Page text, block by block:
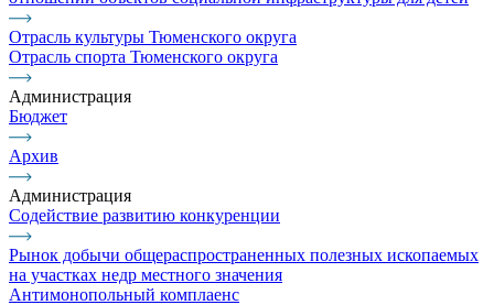
Отрасль культуры Тюменского округа
Отрасль спорта Тюменского округа
Администрация
Бюджет
Архив
Администрация
Содействие развитию конкуренции
Рынок добычи общераспространенных полезных ископаемых
на участках недр местного значения
Антимонопольный комплаенс